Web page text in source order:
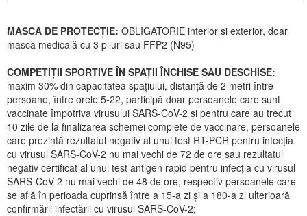
MASCA DE PROTECȚIE: OBLIGATORIE interior și exterior, doar
mască medicală cu 3 pliuri sau FFP2 (N95)
COMPETIȚII SPORTIVE ÎN SPAȚII ÎNCHISE SAU DESCHISE:
maxim 30% din capacitatea spațiului, distanță de 2 metri între
persoane, între orele 5-22, participă doar persoanele care sunt
vaccinate împotriva virusului SARS-CoV-2 și pentru care au trecut
10 zile de la finalizarea schemei complete de vaccinare, persoanele
care prezintă rezultatul negativ al unui test RT-PCR pentru infecția
cu virusul SARS-CoV-2 nu mai vechi de 72 de ore sau rezultatul
negativ certificat al unui test antigen rapid pentru infecția cu virusul
SARS-CoV-2 nu mai vechi de 48 de ore, respectiv persoanele care
se află în perioada cuprinsă între a 15-a zi și a 180-a zi ulterioară
confirmării infectării cu virusul SARS-CoV-2;